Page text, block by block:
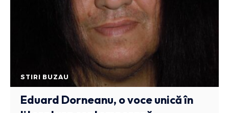
STIRI BUZAU
Eduard Dorneanu, o voce unică în